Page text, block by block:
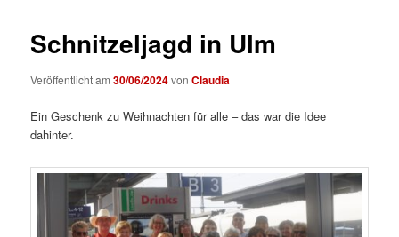
Schnitzeljagd in Ulm
Veröffentlicht am30/06/2024vonClaudia
Ein Geschenk zu Weihnachten für alle – das war die Idee
dahinter.